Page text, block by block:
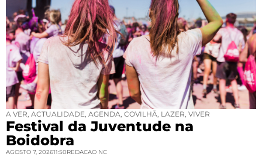
A VER, ACTUALIDADE, AGENDA, COVILHÃ, LAZER, VIVER
Festival da Juventude na
Boidobra
AGOSTO 7, 202611:50REDACAO NC